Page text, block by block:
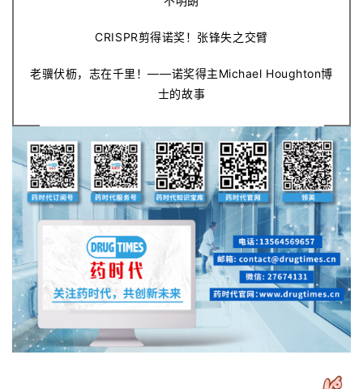
CRISPR剪得诺奖！张锋失之交臂
老骥伏枥，志在千里！——诺奖得主Michael Houghton博
士的故事